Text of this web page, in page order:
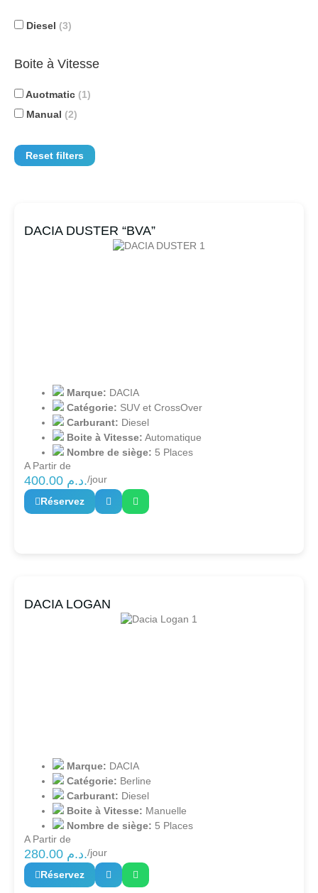
Diesel (3)
Boite à Vitesse
Auotmatic (1)
Manual (2)
Reset filters
DACIA DUSTER “BVA”
Marque: DACIA
Catégorie: SUV et CrossOver
Carburant: Diesel
Boite à Vitesse: Automatique
Nombre de siège: 5 Places
A Partir de
400.00 د.م./jour
Réservez
DACIA LOGAN
Marque: DACIA
Catégorie: Berline
Carburant: Diesel
Boite à Vitesse: Manuelle
Nombre de siège: 5 Places
A Partir de
280.00 د.م./jour
Réservez